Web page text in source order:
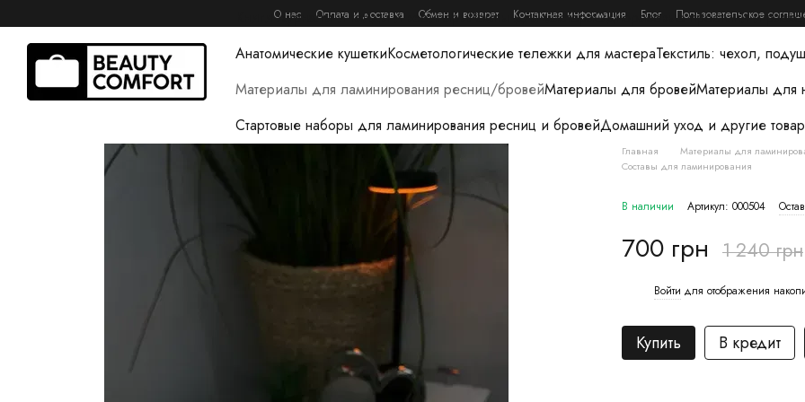
О нас Оплата и доставка Обмен и возврат Контактная информация Блог Пользовательское
Книги журналы и гайды и вебинарыЛампы для мастераОдноразовые простыни и
Анатомические кушеткиКосметологические тележки для мастераТекстиль: чехол,
Материалы для ламинирования ресниц/бровейМатериалы для бровейМатериалы для
Стартовые наборы для ламинирования ресниц и бровейДомашний уход и другие
Главная Материалы для
Составы для ламинирования
В наличии Артикул: 000504
700 грн 1 240 грн
Войти для отображения
Купить В кредит